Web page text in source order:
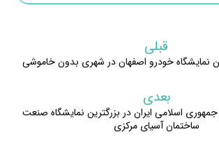
قبلی
نمایشگاه خودرو اصفهان در شهری بدون خاموشی
بعدی
جمهوری اسلامی ایران در بزرگترین نمایشگاه صنعت
ساختمان آسیای مرکزی